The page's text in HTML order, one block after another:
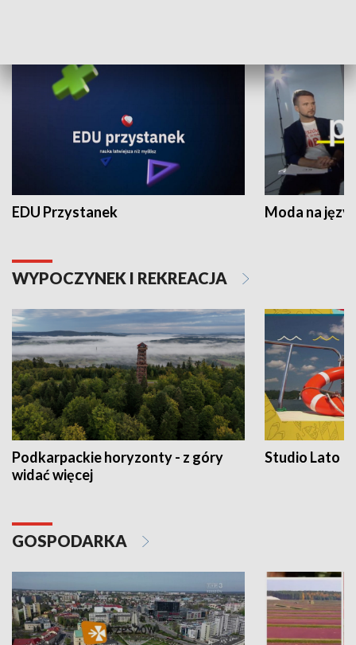
EDU Przystanek Moda na
WYPOCZYNEK I REKREACJA
Podkarpackie horyzonty - z góry
widać więcej
Studio Lato
GOSPODARKA